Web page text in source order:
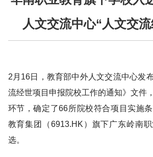
人文交流中心“人文交
2月16日，教育部中外人文交流中心发
流经世项目申报院校工作的通知》文件
环节，确定了66所院校符合项目实施
教育集团（6913.HK）旗下广东岭南
选。